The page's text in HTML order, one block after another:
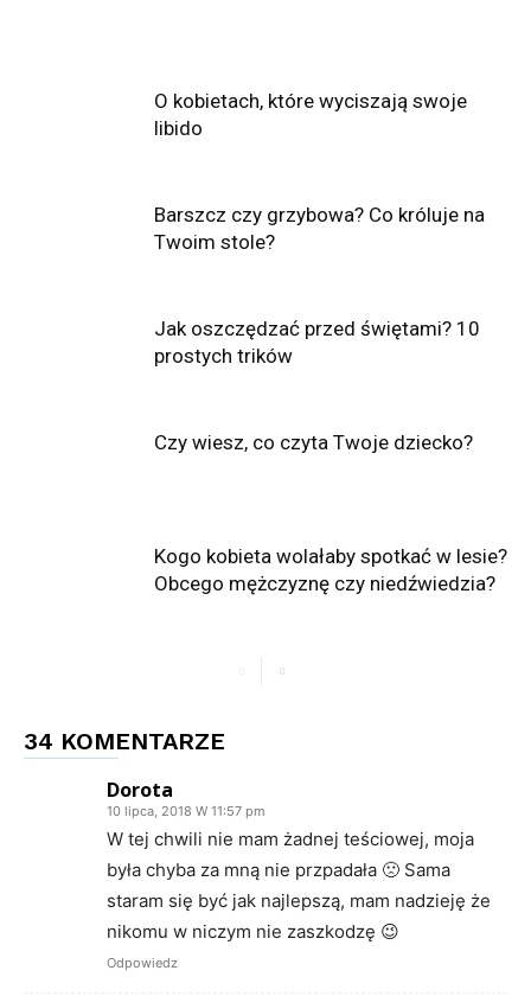
O kobietach, które wyciszają swoje
libido
Barszcz czy grzybowa? Co króluje na
Twoim stole?
Jak oszczędzać przed świętami? 10
prostych trików
Czy wiesz, co czyta Twoje dziecko?
Kogo kobieta wolałaby spotkać w lesie?
Obcego mężczyznę czy niedźwiedzia?
34 KOMENTARZE
Dorota
10 lipca, 2018 W 11:57 pm
W tej chwili nie mam żadnej teściowej, moja
była chyba za mną nie przpadała 🙁 Sama
staram się być jak najlepszą, mam nadzieję że
nikomu w niczym nie zaszkodzę 😉
Odpowiedz